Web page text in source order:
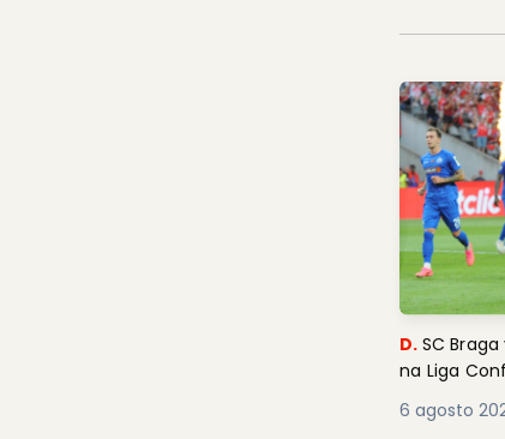
D. SC
na Liga
6 agosto